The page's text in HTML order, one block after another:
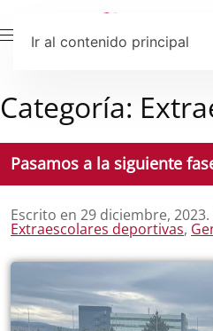
Ir al contenido principal
Categoría:
Pasamos a la siguiente
Escrito en 29 diciembre, 2023
Extraescolares deportivas,